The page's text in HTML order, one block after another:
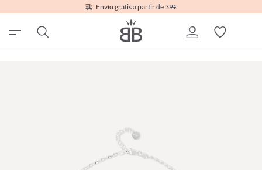
Envío gratis a partir de 39€